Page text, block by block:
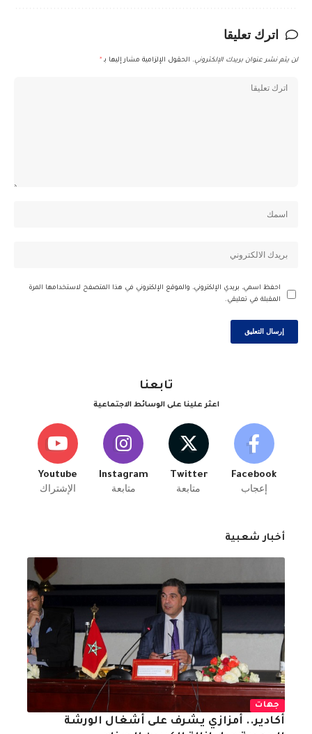
اترك تعليقا
لن يتم نشر عنوان بريدك الإلكتروني. الحقول الإلزامية مشار إليها بـ *
احفظ اسمي، بريدي الإلكتروني، والموقع الإلكتروني في هذا المتصفح لاستخدامها المرة
المقبلة في تعليقي.
تابعنا
اعثر علينا على الوسائط الاجتماعية
Facebook
إعجاب
Twitter
متابعة
Instagram
متابعة
Youtube
الإشتراك
أخبار شعبية
جهات
أكادير.. أمزازي يشرف على أشغال الورشة